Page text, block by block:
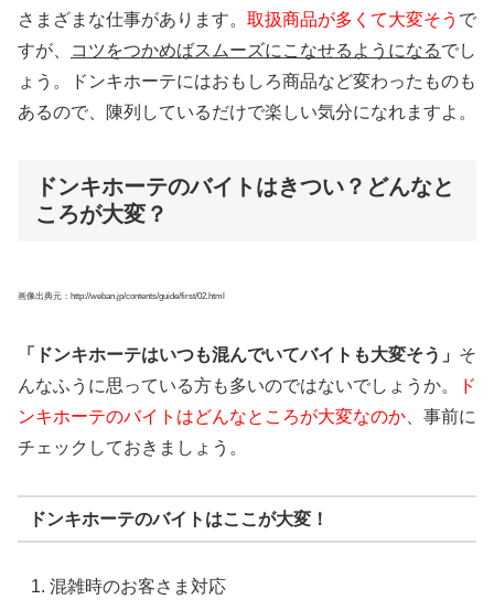
さまざまな仕事があります。 取扱商品が多くて大変そう で
すが、
コツをつかめばスムーズにこなせるようになるでし
ょう。ドンキホーテにはおもしろ商品など変わったものも
あるので、陳列しているだけで楽しい気分になれますよ。
ドンキホーテのバイトはきつい？どんなと
ころが大変？
画像出典元：http://weban.jp/contents/guide/first/02.html
「ドンキホーテはいつも混んでいてバイトも大変そう」 そ
んなふうに思っている方も多いのではないでしょうか。
ド
ンキホーテのバイトはどんなところが大変なのか 、事前に
チェックしておきましょう。
ドンキホーテのバイトはここが大変！
混雑時のお客さま対応